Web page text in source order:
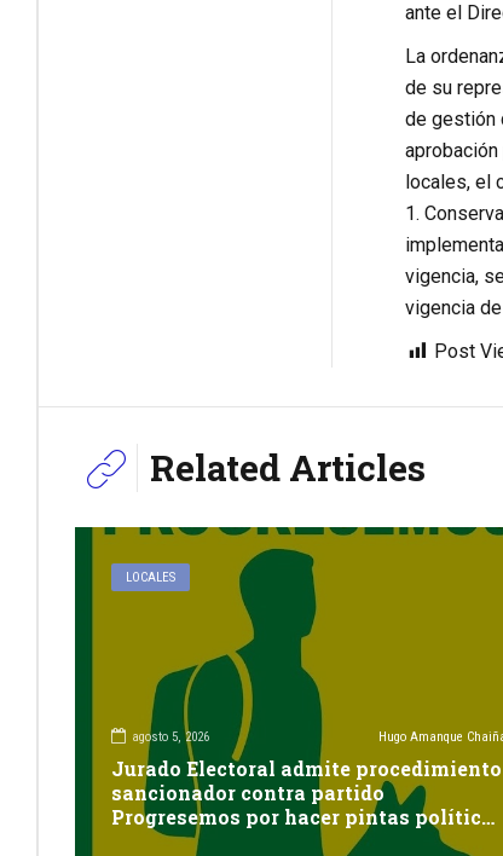
ante el
La
de su
de gestión
locales, el
1.
vigencia,
vigencia
Post
Related Articles
LOCALES
agosto 5, 2026 Hugo Amanque
Jurado Electoral admite procedimiento
sancionador contra partido
Progresemos por hacer pintas políticas
sin autorización en Cayma